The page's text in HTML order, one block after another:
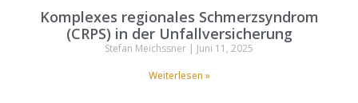
Komplexes regionales Schmerzsyndrom
(CRPS) in der Unfallversicherung
Stefan Meichssner
Juni 11, 2025
Weiterlesen »